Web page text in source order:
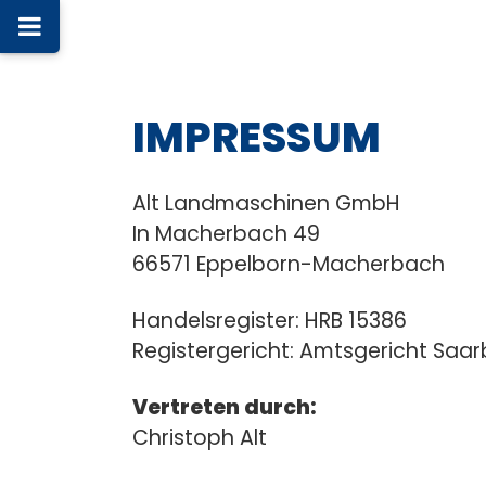
IMPRESSUM
Alt Landmaschinen GmbH
In Macherbach 49
66571 Eppelborn-Macherbach
Handelsregister: HRB 15386
Registergericht: Amtsgericht
Vertreten durch:
Christoph Alt